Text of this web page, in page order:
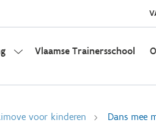
Vlaamse Trainersschool
voor kinderen Dans mee